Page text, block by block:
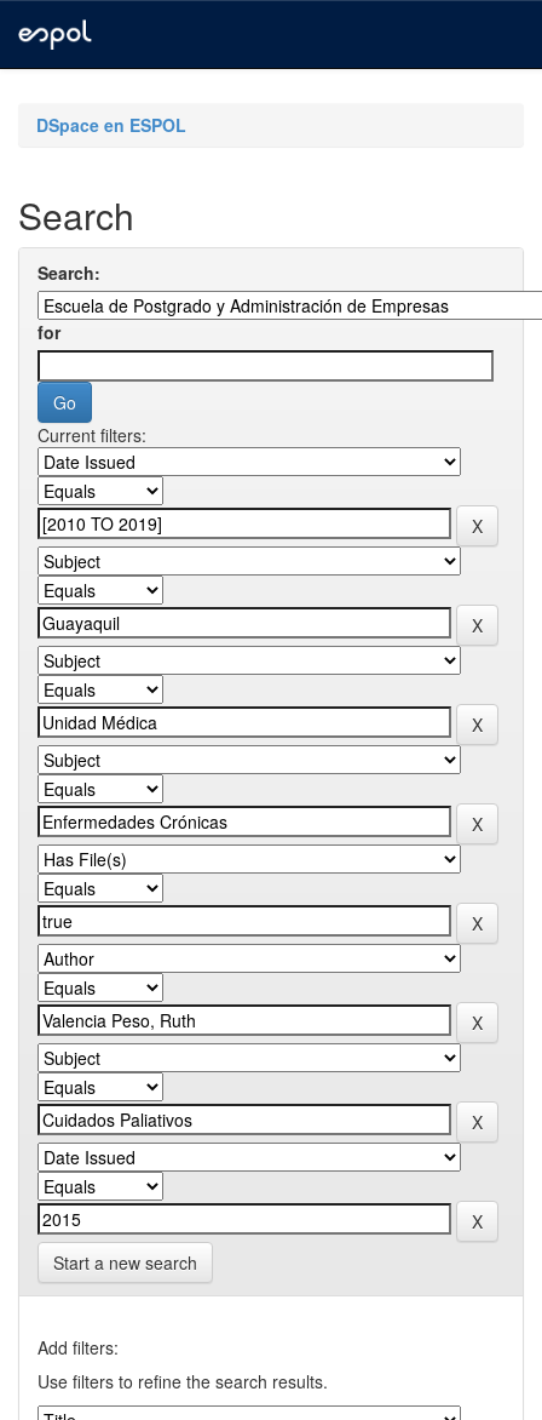
navigationDSpace en ESPOL
Search
Search:
for
Current filters:
Start a new search
Add filters:
Use filters to refine the search results.